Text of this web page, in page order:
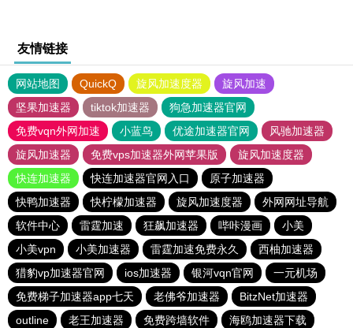
友情链接
网站地图 QuickQ 旋风加速度器
旋风加速
坚果加速器
tiktok加速器
狗急加速器官网
免费vqn外网加速
小蓝鸟 优途加速器官网
风驰加速器
旋风加速器
免费vps加速器外网苹果版
旋风加速度器
快连加速器
快连加速器官网入口
原子加速器
快鸭加速器
快柠檬加速器 旋风加速度器
外网网址导航
软件中心
雷霆加速 狂飙加速器 哔咔漫画
小美
小美vpn
小美加速器 雷霆加速免费永久
西柚加速器
猎豹vp加速器官网
ios加速器 银河vqn官网
一元机场
免费梯子加速器app七天
老佛爷加速器
BitzNet加速器
outline
老王加速器 免费跨墙软件
海鸥加速器下载